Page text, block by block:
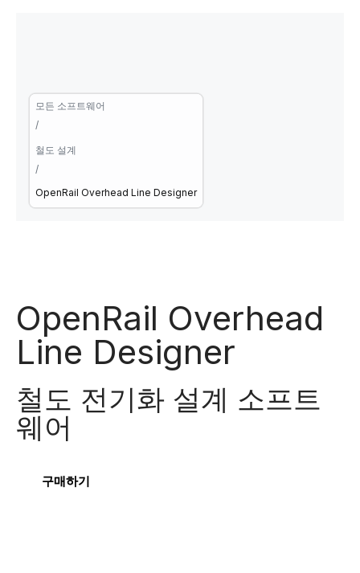
모든 소프트웨어
/
철도 설계
/
OpenRail Overhead Line Designer
OpenRail Overhead
Line Designer
철도 전기화 설계 소프트
웨어
구매하기